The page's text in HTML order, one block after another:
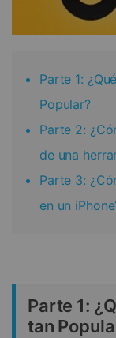
Parte 1:
Popular?
Parte 2:
de una
Parte 3:
en un
Parte 1:
tan